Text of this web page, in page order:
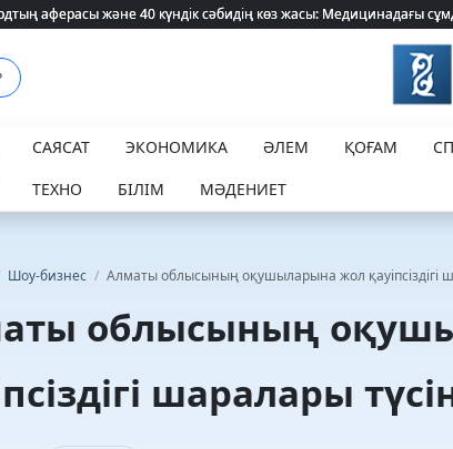
аферасы және 40 күндік сәбидің көз жасы: Медицинадағы
аферасы және 40 күндік сәбидің көз жасы: Медицинадағы
САЯСАТ ЭКОНОМИКА ӘЛЕМ ҚОҒАМ
ТЕХНО БІЛІМ МӘДЕНИЕТ
Шоу-бизнес / Алматы облысының оқушыларына жол қауіпсіздігі
облысының
шаралары